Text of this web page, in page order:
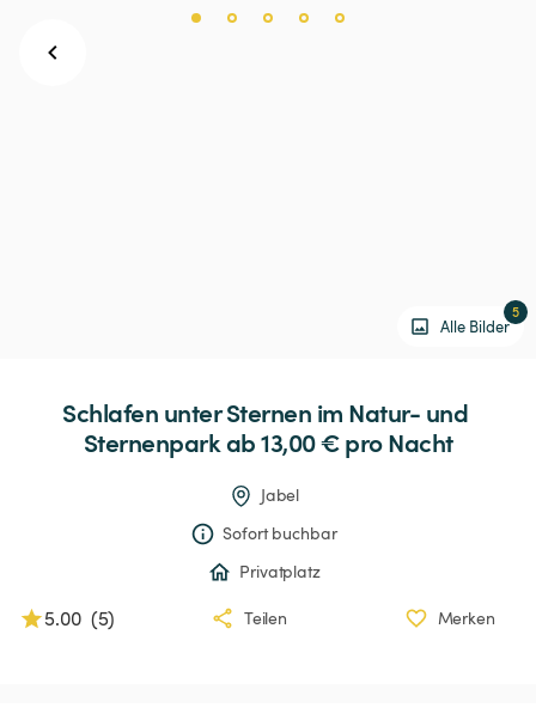
Alle Bilder
5
Schlafen unterSternen im Natur- und
Sternenpark ab 13,00 € pro Nacht
Jabel
Sofort buchbar
Privatplatz
5.00 (5) Teilen Merken